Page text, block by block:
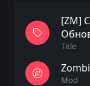
[ZM]
Title
Mod